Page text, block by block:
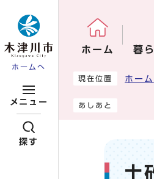
ホームへ
メニュー
探す
ホーム 暮
ここから本文です
現在位置 ホーム
あしあと
土